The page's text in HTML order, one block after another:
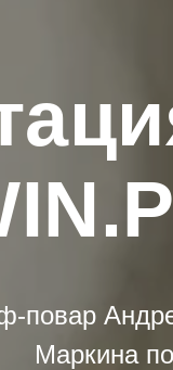
повар
Маркина